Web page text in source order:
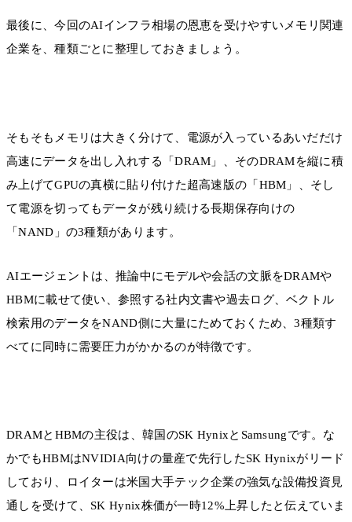
最後に、今回のAIインフラ相場の恩恵を受けやすいメモリ関連
企業を、種類ごとに整理しておきましょう。
そもそもメモリは大きく分けて、電源が入っているあいだだけ
高速にデータを出し入れする「DRAM」、そのDRAMを縦に積
み上げてGPUの真横に貼り付けた超高速版の「HBM」、そし
て電源を切ってもデータが残り続ける長期保存向けの
「NAND」の3種類があります。
AIエージェントは、推論中にモデルや会話の文脈をDRAMや
HBMに載せて使い、参照する社内文書や過去ログ、ベクトル
検索用のデータをNAND側に大量にためておくため、3種類す
べてに同時に需要圧力がかかるのが特徴です。
DRAMとHBMの主役は、韓国のSK HynixとSamsungです。な
かでもHBMはNVIDIA向けの量産で先行したSK Hynixがリード
しており、ロイターは米国大手テック企業の強気な設備投資見
通しを受けて、SK Hynix株価が一時12%上昇したと伝えていま